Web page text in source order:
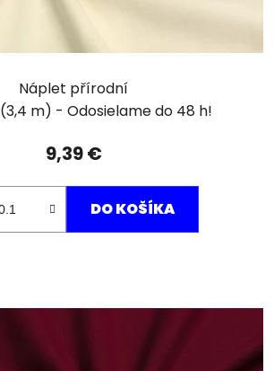
Náplet přírodní
(3,4 m)
9,39 €
DO KOŠÍKA